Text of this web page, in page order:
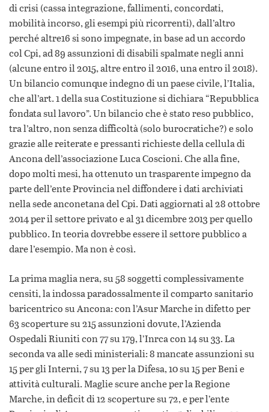
di crisi (cassa integrazione, fallimenti, concordati,
mobilità incorso, gli esempi più ricorrenti), dall’altro
perché altre16 si sono impegnate, in base ad un accordo
col Cpi, ad 89 assunzioni di disabili spalmate negli anni
(alcune entro il 2015, altre entro il 2016, una entro il 2018).
Un bilancio comunque indegno di un paese civile, l’Italia,
che all’art. 1 della sua Costituzione si dichiara “Repubblica
fondata sul lavoro”. Un bilancio che è stato reso pubblico,
tra l’altro, non senza difficoltà (solo burocratiche?) e solo
grazie alle reiterate e pressanti richieste della cellula di
Ancona dell’associazione Luca Coscioni. Che alla fine,
dopo molti mesi, ha ottenuto un trasparente impegno da
parte dell’ente Provincia nel diffondere i dati archiviati
nella sede anconetana del Cpi. Dati aggiornati al 28 ottobre
2014 per il settore privato e al 31 dicembre 2013 per quello
pubblico. In teoria dovrebbe essere il settore pubblico a
dare l’esempio. Ma non è così.
La prima maglia nera, su 58 soggetti complessivamente
censiti, la indossa paradossalmente il comparto sanitario
baricentrico su Ancona: con l’Asur Marche in difetto per
63 scoperture su 215 assunzioni dovute, l’Azienda
Ospedali Riuniti con 77 su 179, l’Inrca con 14 su 33. La
seconda va alle sedi ministeriali: 8 mancate assunzioni su
15 per gli Interni, 7 su 13 per la Difesa, 10 su 15 per Beni e
attività culturali. Maglie scure anche per la Regione
Marche, in deficit di 12 scoperture su 72, e per l’ente